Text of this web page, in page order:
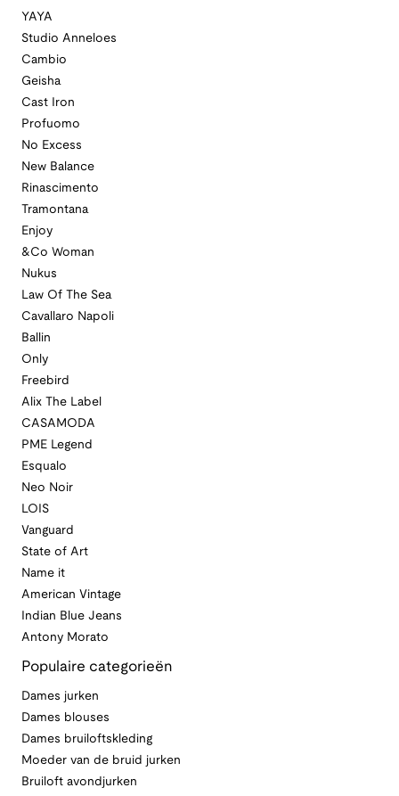
YAYA
Studio Anneloes
Cambio
Geisha
Cast Iron
Profuomo
No Excess
New Balance
Rinascimento
Tramontana
Enjoy
&Co Woman
Nukus
Law Of The Sea
Cavallaro Napoli
Ballin
Only
Freebird
Alix The Label
CASAMODA
PME Legend
Esqualo
Neo Noir
LOIS
Vanguard
State of Art
Name it
American Vintage
Indian Blue Jeans
Antony Morato
Populaire categorieën
Dames jurken
Dames blouses
Dames bruiloftskleding
Moeder van de bruid jurken
Bruiloft avondjurken